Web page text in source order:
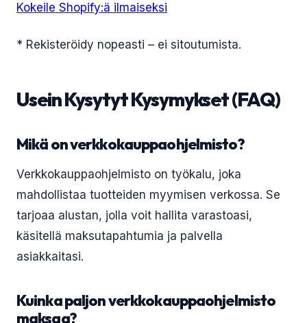
Kokeile Shopify:ä ilmaiseksi
* Rekisteröidy nopeasti – ei sitoutumista.
Usein Kysytyt Kysymykset (FAQ)
Mikä on verkkokauppaohjelmisto?
Verkkokauppaohjelmisto on työkalu, joka
mahdollistaa tuotteiden myymisen verkossa. Se
tarjoaa alustan, jolla voit hallita varastoasi,
käsitellä maksutapahtumia ja palvella
asiakkaitasi.
Kuinka paljon verkkokauppaohjelmisto
maksaa?